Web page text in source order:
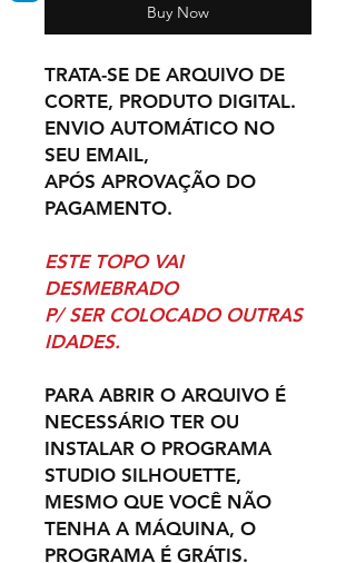
Buy Now
TRATA-SE DE ARQUIVO DE
CORTE, PRODUTO DIGITAL.
ENVIO AUTOMÁTICO NO
SEU EMAIL,
APÓS APROVAÇÃO DO
PAGAMENTO.
ESTE TOPO VAI
DESMEBRADO
P/ SER COLOCADO OUTRAS
IDADES.
PARA ABRIR O ARQUIVO É
NECESSÁRIO TER OU
INSTALAR O PROGRAMA
STUDIO SILHOUETTE,
MESMO QUE VOCÊ NÃO
TENHA A MÁQUINA, O
PROGRAMA É GRÁTIS.